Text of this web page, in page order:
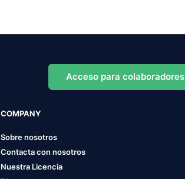
Acceso para colaboradores
COMPANY
Sobre nosotros
Contacta con nosotros
Nuestra Licencia